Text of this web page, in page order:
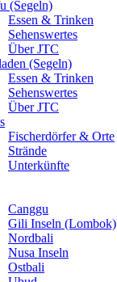
(Segeln)
Essen & Trinken
Sehenswertes
Über JTC
(Segeln)
Essen & Trinken
Sehenswertes
Über JTC
Fischerdörfer & Orte
Strände
Unterkünfte
Canggu
Gili Inseln (Lombok)
Nordbali
Nusa Inseln
Ostbali